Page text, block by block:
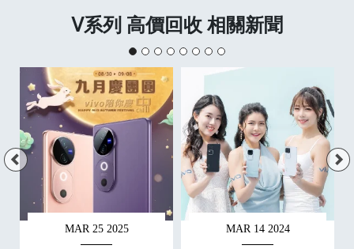
V系列 高價回收 相關新聞
MAR 25 2025 MAR 14 2024